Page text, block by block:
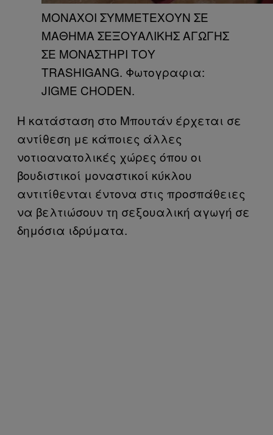
ΜΟΝΑΧΟΙ ΣΥΜΜΕΤΕΧΟΥΝ ΣΕ
ΜΑΘΗΜΑ ΣΕΞΟΥΑΛΙΚΗΣ ΑΓΩΓΗΣ
ΣΕ ΜΟΝΑΣΤΗΡΙ ΤΟΥ
TRASHIGANG. Φωτογραφια:
JIGME CHODEN.
Η κατάσταση στο Μπουτάν έρχεται σε
αντίθεση με κάποιες άλλες
νοτιοανατολικές χώρες όπου οι
βουδιστικοί μοναστικοί κύκλου
αντιτίθενται έντονα στις προσπάθειες
να βελτιώσουν τη σεξουαλική αγωγή σε
δημόσια ιδρύματα.